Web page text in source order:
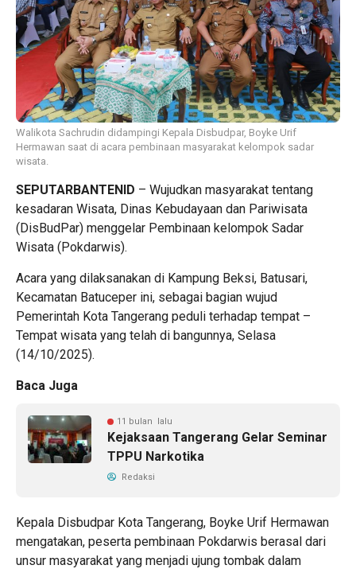
Walikota Sachrudin didampingi Kepala Disbudpar, Boyke Urif
Hermawan saat di acara pembinaan masyarakat kelompok sadar
wisata.
SEPUTARBANTENID – Wujudkan masyarakat tentang
kesadaran Wisata, Dinas Kebudayaan dan Pariwisata
(DisBudPar) menggelar Pembinaan kelompok Sadar
Wisata (Pokdarwis).
Acara yang dilaksanakan di Kampung Beksi, Batusari,
Kecamatan Batuceper ini, sebagai bagian wujud
Pemerintah Kota Tangerang peduli terhadap tempat –
Tempat wisata yang telah di bangunnya, Selasa
(14/10/2025).
Baca Juga
11 bulan lalu
Kejaksaan Tangerang Gelar Seminar
TPPU Narkotika
Redaksi
Kepala Disbudpar Kota Tangerang, Boyke Urif Hermawan
mengatakan, peserta pembinaan Pokdarwis berasal dari
unsur masyarakat yang menjadi ujung tombak dalam